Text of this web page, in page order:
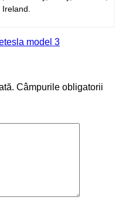
tesla model 3
Câmpurile obligatorii